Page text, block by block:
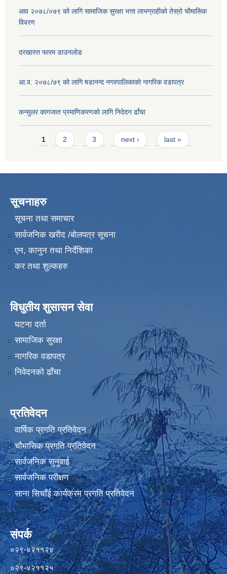
आव २०७८/०७९ को लागि सामाजिक सुरक्षा भत्ता लाभग्राहीको तेस्रो चौमासिक
विवरण
दरखास्त फारम डाउनलोड
आ.व. २०७८/७९ को लागि षडानन्द नगरपालिकाको नागरिक वडापत्र
कन्सुलर कागजात प्रमाणिकरणको लागि निदेदन ढाँचा
Pages
1 2 3 next › last »
सूचनाहरु
सूचना तथा समाचार
सार्वजनिक खरीद /बोलपत्र सूचना
एन, कानुन तथा निर्देशिका
कर तथा शुल्कहरु
विधुतीय शुसासन सेवा
घटना दर्ता
सामाजिक सुरक्षा
नागरिक वडापत्र
निवेदनको ढाँचा
प्रतिवेदन
वार्षिक प्रगति प्रतिवेदन
चौमासिक प्रगति प्रतिवेदन
सार्वजनिक सुनुवाई
सार्वजनिक परीक्षण
साना सिचाँई कार्यक्रम प्रगति प्रतिवेदन
संपर्क
०२९-४२११२४
०२९-४२११२५